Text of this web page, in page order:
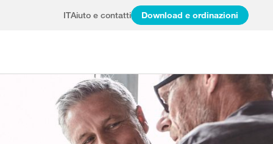
ITAiuto e contatti Download e ordinazioni